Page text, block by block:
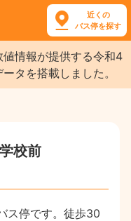
近くの
バス停を探す
情報が提供する令和4
タを搭載しました。
校前
ス停です。徒歩30